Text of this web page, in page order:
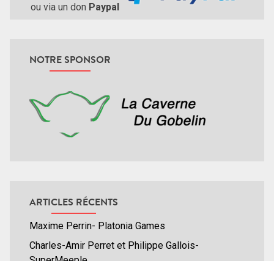
ou via un don Paypal
NOTRE SPONSOR
ARTICLES RÉCENTS
Maxime Perrin- Platonia Games
Charles-Amir Perret et Philippe Gallois-